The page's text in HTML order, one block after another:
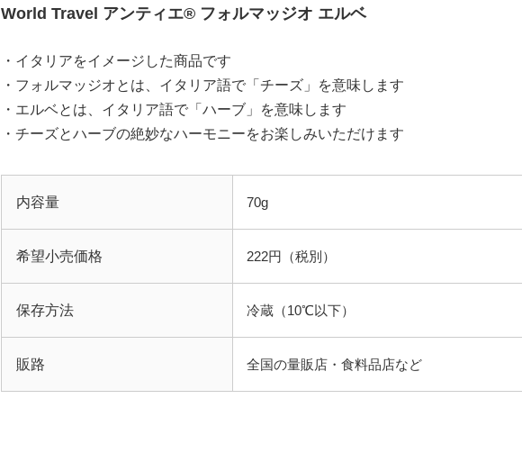
World Travel アンティエ® フォルマッジオ エルベ
・イタリアをイメージした商品です
・フォルマッジオとは、イタリア語で「チーズ」を意味します
・エルベとは、イタリア語で「ハーブ」を意味します
・チーズとハーブの絶妙なハーモニーをお楽しみいただけます
内容量 70g
希望小売価格 222円（税別）
保存方法 冷蔵（10℃以下）
販路 全国の量販店・食料品店など